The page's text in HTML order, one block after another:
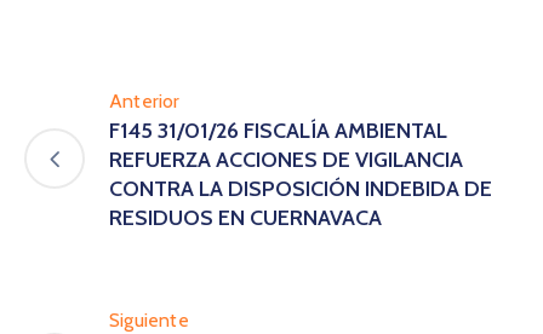
Anterior
F145 31/01/26 FISCALÍA AMBIENTAL
REFUERZA ACCIONES DE VIGILANCIA
CONTRA LA DISPOSICIÓN INDEBIDA DE
RESIDUOS EN CUERNAVACA
Siguiente